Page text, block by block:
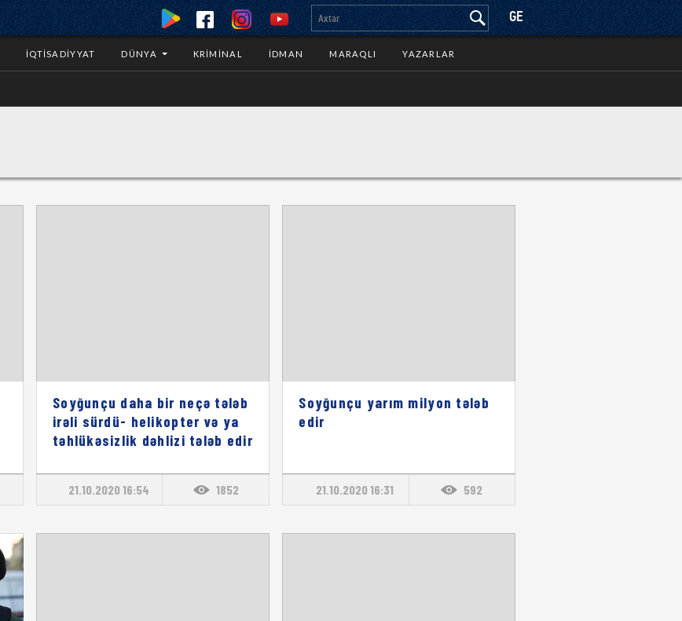
GE
İQTISADIYYAT DÜNYA KRIMINAL İDMAN MARAQLI YAZARLAR
Soyğunçu daha bir neçə tələb
irəli sürdü- helikopter və ya
təhlükəsizlik dəhlizi tələb edir
21.10.2020 16:54 1852
Soyğunçu yarım milyon tələb
edir
21.10.2020 16:31 592